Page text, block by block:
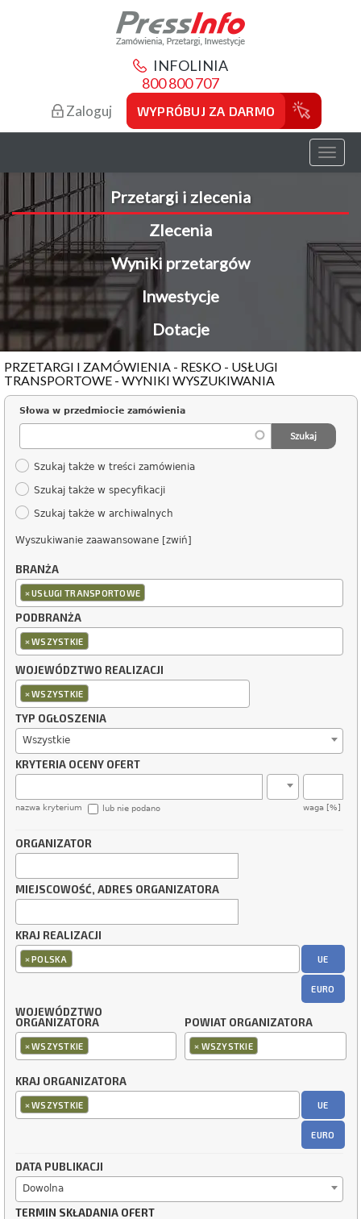
INFOLINIA
800 800 707
Zaloguj WYPRÓBUJ ZA DARMO
Toggle
Przetargi i zlecenia
Zlecenia
Wyniki przetargów
Inwestycje
Dotacje
PRZETARGI I ZAMÓWIENIA - RESKO - USŁUGI
TRANSPORTOWE - WYNIKI WYSZUKIWANIA
Słowa w przedmiocie zamówienia
Szukaj także w treści zamówienia
Szukaj także w specyfikacji
Szukaj także w archiwalnych
Wyszukiwanie zaawansowane [zwiń]
BRANŻA
×USŁUGI TRANSPORTOWE
PODBRANŻA
×WSZYSTKIE
WOJEWÓDZTWO REALIZACJI
×WSZYSTKIE
TYP OGŁOSZENIA
Wszystkie
KRYTERIA OCENY OFERT
nazwa kryterium waga [%]
lub nie podano
ORGANIZATOR
MIEJSCOWOŚĆ, ADRES ORGANIZATORA
KRAJ REALIZACJI
×POLSKA UE
EURO
WOJEWÓDZTWO
ORGANIZATORA
×WSZYSTKIE
POWIAT ORGANIZATORA
× WSZYSTKIE
KRAJ ORGANIZATORA
×WSZYSTKIE UE
EURO
DATA PUBLIKACJI
Dowolna
TERMIN SKŁADANIA OFERT